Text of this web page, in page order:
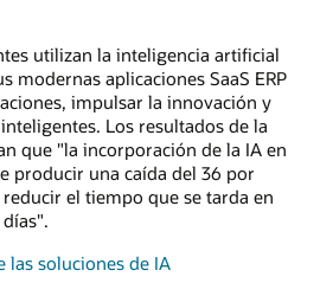
utilizan la inteligencia artificial
modernas aplicaciones SaaS ERP
impulsar la innovación y
Los resultados de la
que "la incorporación de la IA en
producir una caída del 36 por
el tiempo que se tarda en
las soluciones de IA